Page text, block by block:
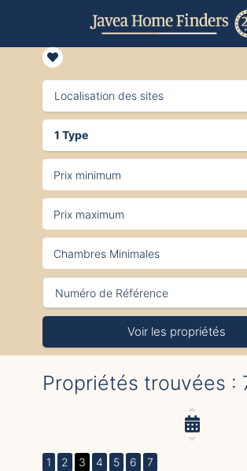
Localisation des sites
1 Type
Voir les propriétés
Propriétés trouvées :
1 2 3 4 5 6 7